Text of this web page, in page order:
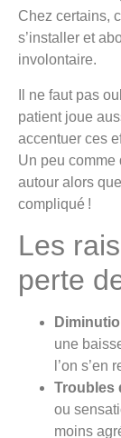
Chez certains,
s’installer et
involontaire.
Il ne faut pas
patient joue
accentuer ces
Un peu comme
autour alors
compliqué !
Les
perte
une
l’on s’en
Troubles
ou
moins